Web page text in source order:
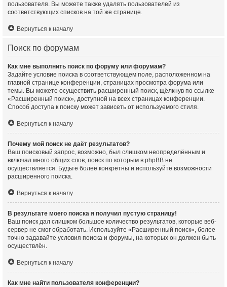
пользователя. Вы можете также удалять пользователей из
соответствующих списков на той же странице.
Вернуться к началу
Поиск по форумам
Как мне выполнить поиск по форуму или форумам?
Задайте условие поиска в соответствующем поле, расположенном на
главной странице конференции, страницах просмотра форума или
темы. Вы можете осуществить расширенный поиск, щёлкнув по ссылке
«Расширенный поиск», доступной на всех страницах конференции.
Способ доступа к поиску может зависеть от используемого стиля.
Вернуться к началу
Почему мой поиск не даёт результатов?
Ваш поисковый запрос, возможно, был слишком неопределённым и
включал много общих слов, поиск по которым в phpBB не
осуществляется. Будьте более конкретны и используйте возможности
расширенного поиска.
Вернуться к началу
В результате моего поиска я получил пустую страницу!
Ваш поиск дал слишком большое количество результатов, которые веб-
сервер не смог обработать. Используйте «Расширенный поиск», более
точно задавайте условия поиска и форумы, на которых он должен быть
осуществлён.
Вернуться к началу
Как мне найти пользователя конференции?